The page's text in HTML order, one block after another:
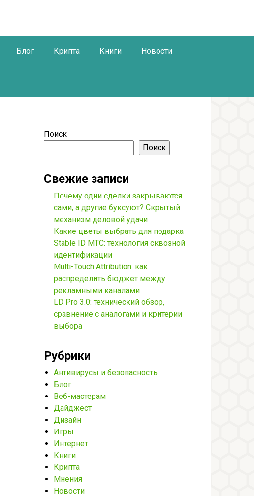
Блог Крипта Книги Новости
Поиск
Поиск
Свежие записи
Почему одни сделки закрываются
сами, а другие буксуют? Скрытый
механизм деловой удачи
Какие цветы выбрать для подарка
Stable ID МТС: технология сквозной
идентификации
Multi-Touch Attribution: как
распределить бюджет между
рекламными каналами
LD Pro 3.0: технический обзор,
сравнение с аналогами и критерии
выбора
Рубрики
Антивирусы и безопасность
Блог
Веб-мастерам
Дайджест
Дизайн
Игры
Интернет
Книги
Крипта
Мнения
Новости